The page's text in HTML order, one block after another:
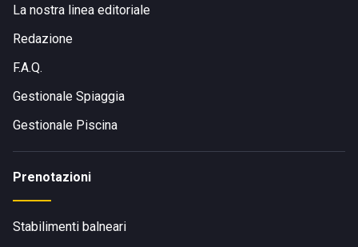
La nostra linea editoriale
Redazione
F.A.Q.
Gestionale Spiaggia
Gestionale Piscina
Prenotazioni
Stabilimenti balneari